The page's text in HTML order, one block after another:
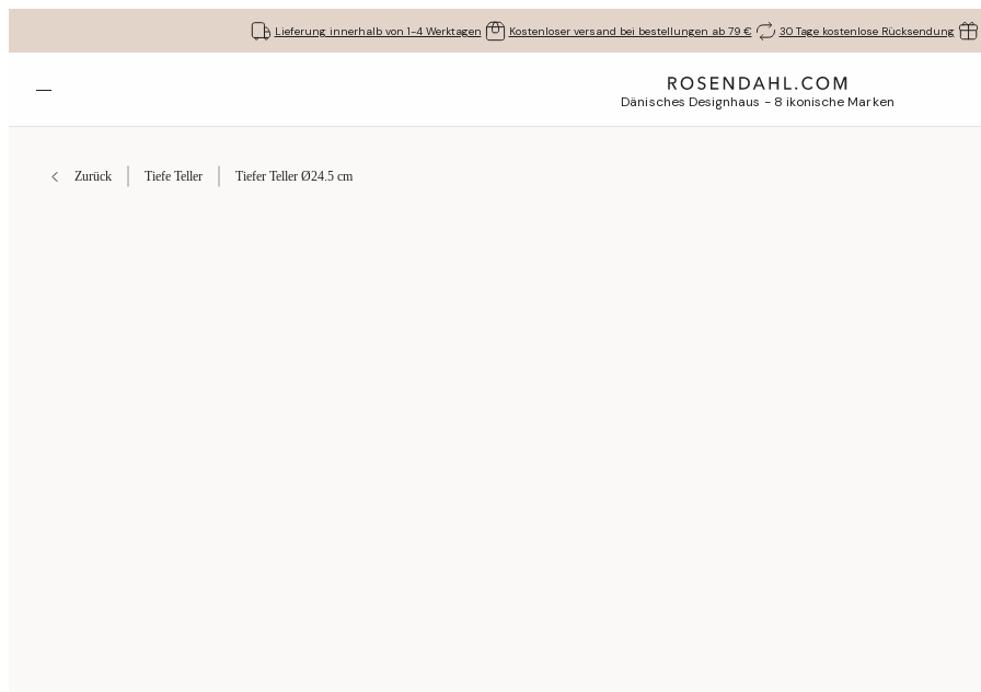
Lieferung innerhalb von 1-4 Werktagen Kostenloser versand bei bestellungen ab 79 € 30 Tage kostenlose Rücksendung
Menü öffnen Dänisches Designhaus - 8 ikonische Marken
Zurück Tiefe Teller Tiefer Teller Ø24.5 cm